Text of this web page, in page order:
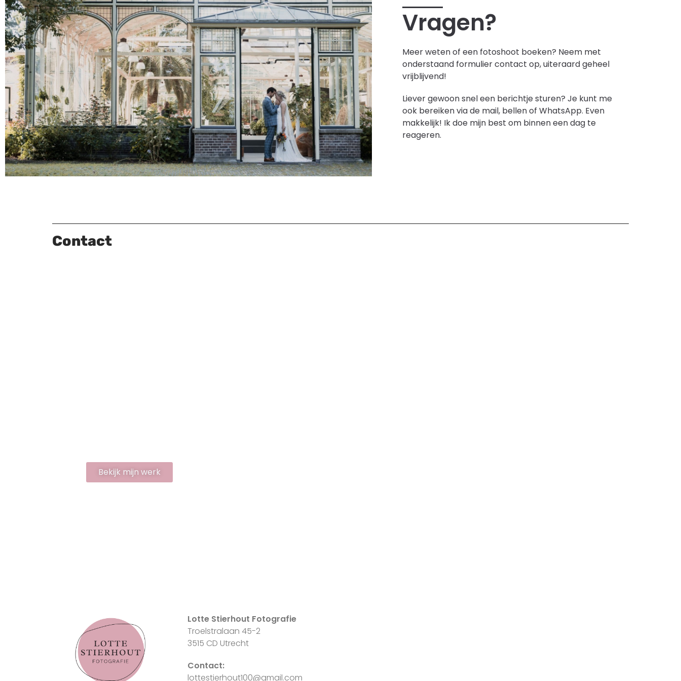
Vragen?
Meer weten of een fotoshoot boeken? Neem met
onderstaand formulier contact op, uiteraard geheel
vrijblijvend!
Liever gewoon snel een berichtje sturen? Je kunt me
ook bereiken via de mail, bellen of WhatsApp. Even
makkelijk! Ik doe mijn best om binnen een dag te
reageren.
Contact
Bekijk mijn werk
Lotte Stierhout Fotografie
Troelstralaan 45-2
3515 CD Utrecht
Contact:
lottestierhout100@gmail.com